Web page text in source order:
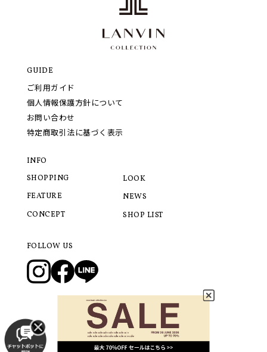
GUIDE
ご利用ガイド
個人情報保護方針について
お問い合わせ
特定商取引法に基づく表示
INFO
SHOPPING
FEATURE
CONCEPT
LOOK
NEWS
SHOP LIST
FOLLOW US
© 2021 LANVIN COLLECTION